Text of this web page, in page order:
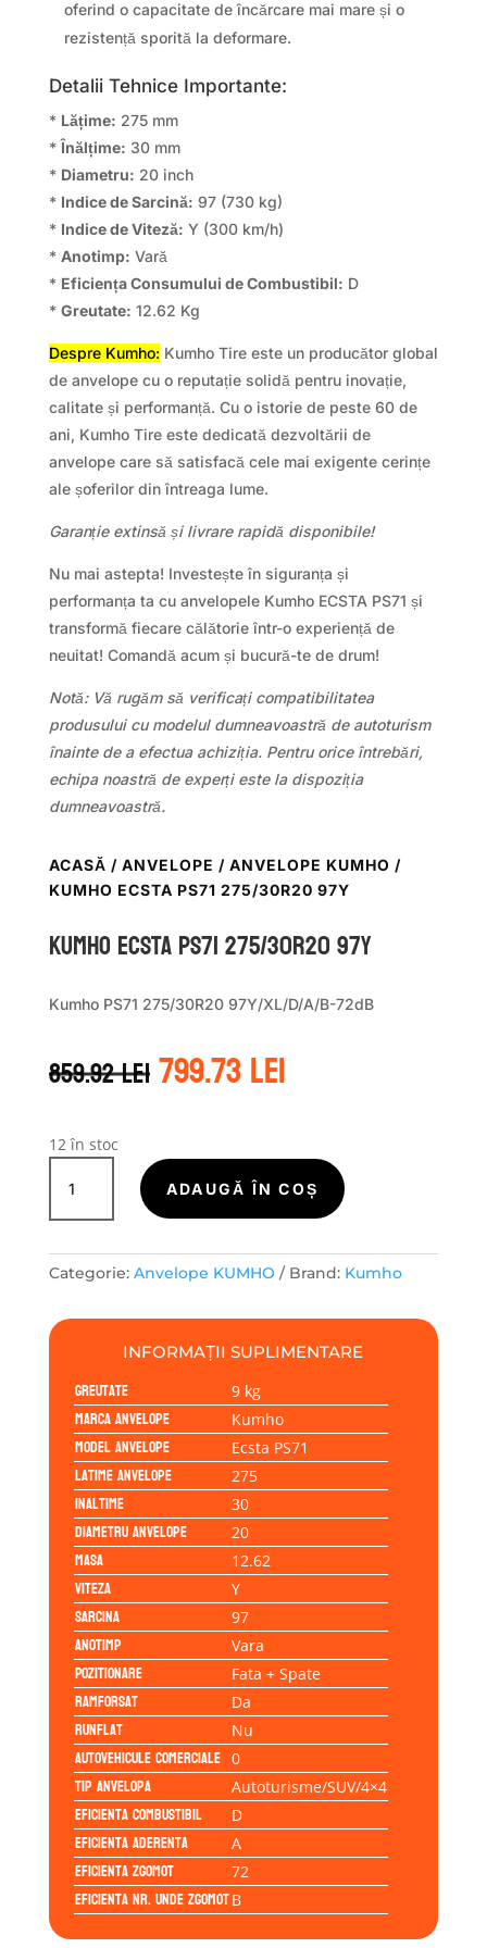
oferind o capacitate de încărcare mai mare și o
rezistență sporită la deformare.
Detalii Tehnice Importante:
* Lățime: 275 mm
*Înălțime: 30 mm
* Diametru: 20 inch
* Indice de Sarcină: 97 (730 kg)
* Indice de Viteză: Y (300 km/h)
* Anotimp: Vară
* Eficiența Consumului de Combustibil: D
* Greutate: 12.62 Kg
Despre Kumho: Kumho Tire este un producător global
de anvelope cu o reputație solidă pentru inovație,
calitate și performanță. Cu o istorie de peste 60 de
ani, Kumho Tire este dedicată dezvoltării de
anvelope care să satisfacă cele mai exigente cerințe
ale șoferilor din întreaga lume.
Garanție extinsă și livrare rapidă disponibile!
Nu mai astepta! Investește în siguranța și
performanța ta cu anvelopele Kumho ECSTA PS71 și
transformă fiecare călătorie într-o experiență de
neuitat! Comandă acum și bucură-te de drum!
Notă: Vă rugăm să verificați compatibilitatea
produsului cu modelul dumneavoastră de autoturism
înainte de a efectua achiziția. Pentru orice întrebări,
echipa noastră de experți este la dispoziția
dumneavoastră.
ACASĂ / ANVELOPE / ANVELOPE KUMHO /
KUMHO ECSTA PS71 275/30R20 97Y
Kumho ECSTA PS71 275/30R20 97Y
Kumho PS71 275/30R20 97Y/XL/D/A/B-72dB
859.92leiPrețul
inițial
859.92 lei.
799.73leiPrețul
curent
12 în stoc
Cantitate
Kumho
ECSTA
275/30R20
ADAUGĂ ÎN COȘ
Categorie: Anvelope KUMHO Brand: Kumho
INFORMAȚII SUPLIMENTARE
Greutate 9 kg
Marca anvelope Kumho
Model anvelope Ecsta PS71
Latime anvelope 275
Inaltime 30
Diametru anvelope 20
Masa 12.62
Viteza Y
Sarcina 97
Anotimp Vara
Pozitionare Fata + Spate
Ramforsat Da
Runflat Nu
Autovehicule comerciale 0
Tip anvelopa Autoturisme/SUV/4×4
Eficienta Combustibil D
Eficienta Aderenta A
Eficienta Zgomot 72
Eficienta Nr. Unde ZgomotB